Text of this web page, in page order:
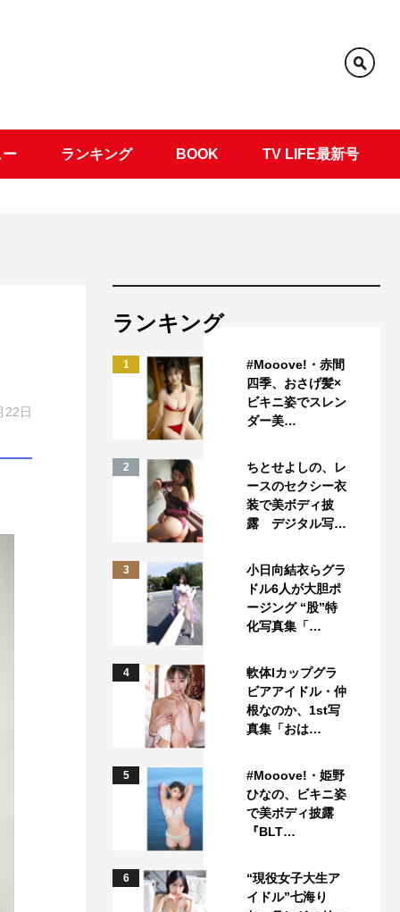
ー ランキング BOOK TV LIFE最新号
22日
ランキング
1
#Mooove!・赤間
四季、おさげ髪×
ビキニ姿でスレン
ダー美…
2
ちとせよしの、レ
ースのセクシー衣
装で美ボディ披
露 デジタル写…
3
小日向結衣らグラ
ドル6人が大胆ポ
ージング “股”特
化写真集「…
4
軟体Iカップグラ
ビアアイドル・仲
根なのか、1st写
真集「おは…
5
#Mooove!・姫野
ひなの、ビキニ姿
で美ボディ披露
『BLT…
6
“現役女子大生ア
イドル”七海り